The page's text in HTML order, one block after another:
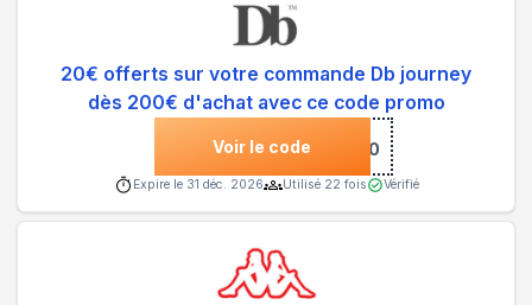
20€ offerts sur votre commande Db journey
dès 200€ d'achat avec ce code promo
Voir le code***COME10
Expire le 31 déc. 2026 Utilisé 22 fois Vérifié